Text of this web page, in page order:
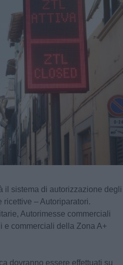
il sistema di autorizzazione degli
ricettive – Autoriparatori.
Autorimesse commerciali
e commerciali della Zona A+
dovranno essere effettuati su